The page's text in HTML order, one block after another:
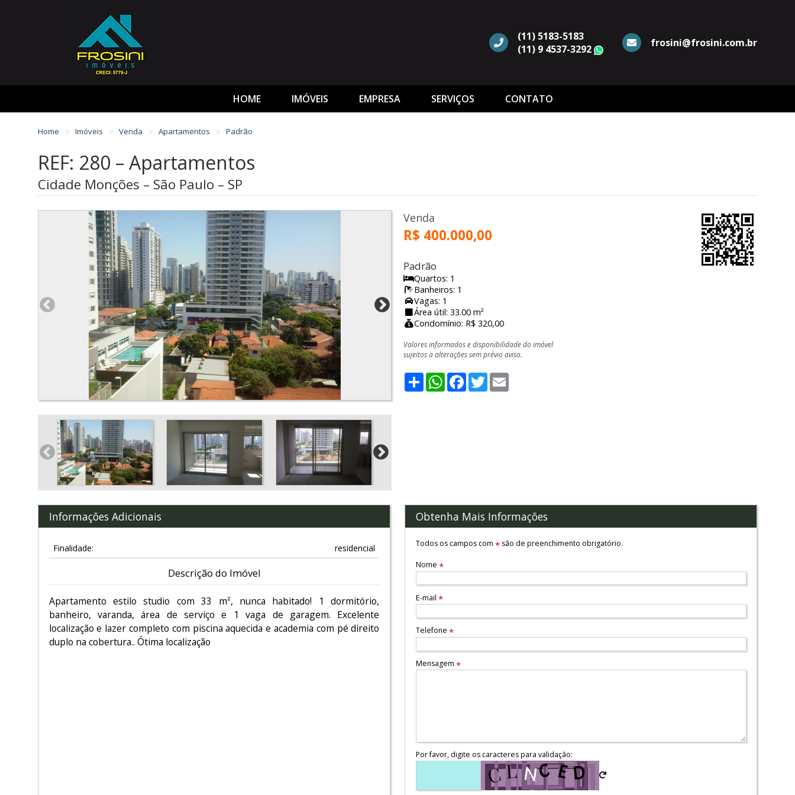
(11) 5183-5183
(11) 9 4537-3292
WhatsApp
frosini@frosini.com.br
HOME IMÓVEIS EMPRESA SERVIÇOS CONTATO
Home Imóveis Venda Apartamentos Padrão
REF: 280 – Apartamentos
Cidade Monções – São Paulo – SP
Venda
R$ 400.000,00
Padrão
Quartos: 1
Banheiros: 1
Vagas: 1
Área útil: 33.00 m²
Condomínio: R$ 320,00
Valores informados e disponibilidade do imóvel
sujeitos a alterações sem prévio aviso.
ShareWhatsApp
Facebook
Twitter
Informações Adicionais
Finalidade: residencial
Descrição do Imóvel
Apartamento estilo studio com 33 m², nunca habitado! 1 dormitório,
banheiro, varanda, área de serviço e 1 vaga de garagem. Excelente
localização e lazer completo com piscina aquecida e academia com pé direito
duplo na cobertura.. Ótima localização
Obtenha Mais Informações
Todos os campos com *são de preenchimento obrigatório.
Nome *
E-mail *
Telefone *
Mensagem *
Por favor, digite os caracteres para validação: